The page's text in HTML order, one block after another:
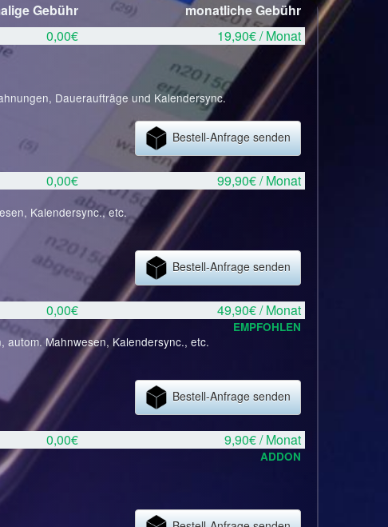
Gebühr
monatliche Gebühr
0,00€ 19,90€ / Monat
Daueraufträge und Kalendersync.
Bestell-Anfrage senden
0,00€ 99,90€ / Monat
Kalendersync., etc.
Bestell-Anfrage senden
0,00€ 49,90€ / Monat
EMPFOHLEN
autom. Mahnwesen, Kalendersync., etc.
Bestell-Anfrage senden
0,00€ 9,90€ / Monat
ADDON